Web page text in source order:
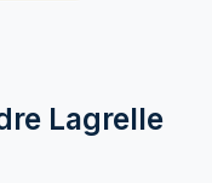
Lagrelle